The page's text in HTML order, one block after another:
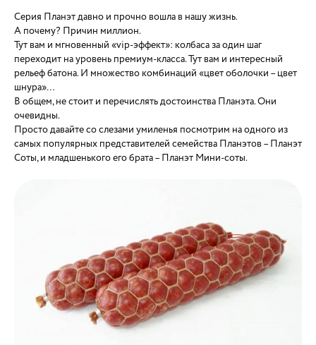
Серия Планэт давно и прочно вошла в нашу жизнь.
А почему? Причин миллион.
Тут вам и мгновенный «vip-эффект»: колбаса за один шаг
переходит на уровень премиум-класса. Тут вам и интересный
рельеф батона. И множество комбинаций «цвет оболочки – цвет
шнура»…
В общем, не стоит и перечислять достоинства Планэта. Они
очевидны.
Просто давайте со слезами умиленья посмотрим на одного из
самых популярных представителей семейства Планэтов – Планэт
Соты, и младшенького его брата – Планэт Мини-соты.